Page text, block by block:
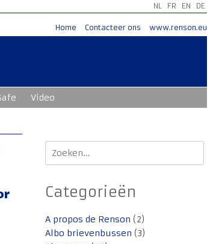
NL FR EN DE
Home Contacteer ons www.renson.eu
Video
Zoeken
naar:
Categorieën
A propos de Renson (2)
Albo brievenbussen (3)